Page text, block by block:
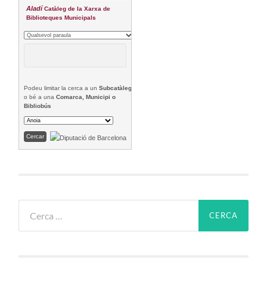
Aladí Catàleg de la Xarxa de
Biblioteques Municipals
Podeu limitar la cerca a unSubcatàleg
o bé a unaComarca, Municipi o
Bibliobús